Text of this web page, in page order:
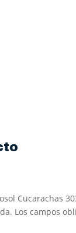
Cucarachas
Los campos